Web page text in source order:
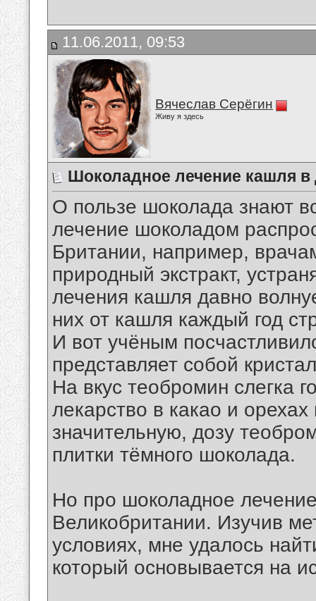
11.06.2011, 09:53
Вячеслав Серёгин
Живу я здесь
Шоколадное лечение кашля
О пользе шоколада знают
лечение шоколадом
Британии, например,
природный экстракт,
лечения кашля давно
них от кашля каждый год
И вот учёным
представляет собой
На вкус теобромин слегка
лекарство в какао и
значительную, дозу
плитки тёмного шоколада.
Но про шоколадное
Великобритании. Изучив
условиях, мне удалось
который основывается на